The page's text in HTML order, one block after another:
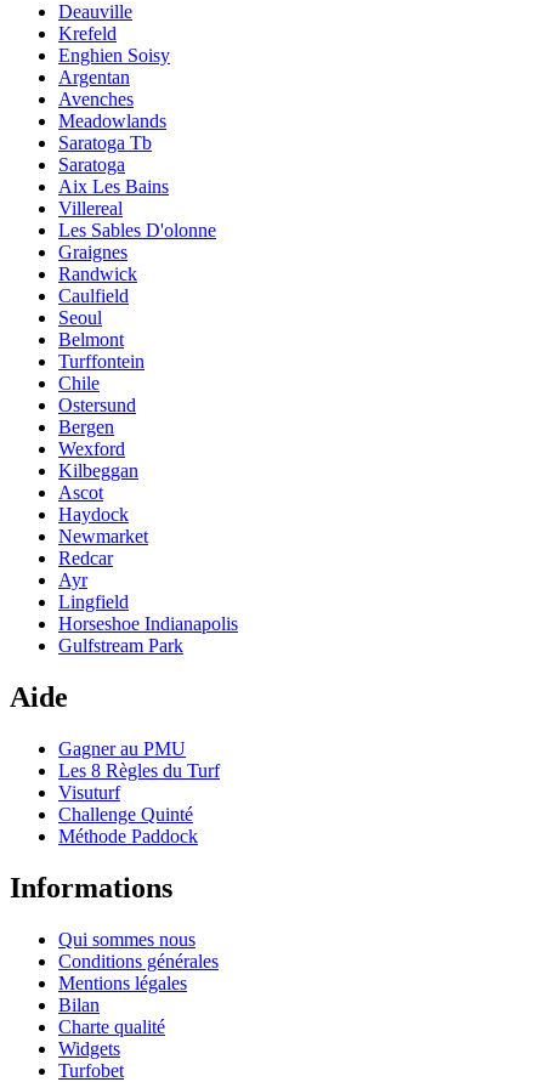
Deauville
Krefeld
Enghien Soisy
Argentan
Avenches
Meadowlands
Saratoga Tb
Saratoga
Aix Les Bains
Villereal
Les Sables D'olonne
Graignes
Randwick
Caulfield
Seoul
Belmont
Turffontein
Chile
Ostersund
Bergen
Wexford
Kilbeggan
Ascot
Haydock
Newmarket
Redcar
Ayr
Lingfield
Horseshoe Indianapolis
Gulfstream Park
Aide
Gagner au PMU
Les 8 Règles du Turf
Visuturf
Challenge Quinté
Méthode Paddock
Informations
Qui sommes nous
Conditions générales
Mentions légales
Bilan
Charte qualité
Widgets
Turfobet